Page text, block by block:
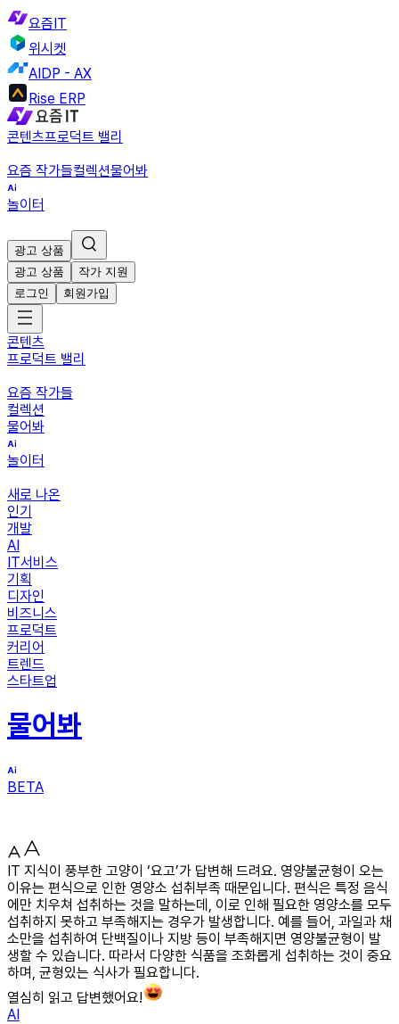
요즘IT
위시켓
AIDP - AX
Rise ERP
콘텐츠프로덕트 밸리
요즘 작가들컬렉션물어봐
놀이터
광고 상품
광고 상품
작가 지원
로그인
회원가입
콘텐츠
프로덕트 밸리
요즘 작가들
컬렉션
물어봐
놀이터
새로 나온
인기
개발
AI
IT서비스
기획
디자인
비즈니스
프로덕트
커리어
트렌드
스타트업
물어봐
BETA
IT 지식이 풍부한 고양이 ‘요고’가 답변해 드려요. 영양불균형이 오는
이유는 편식으로 인한 영양소 섭취부족 때문입니다. 편식은 특정 음식
에만 치우쳐 섭취하는 것을 말하는데, 이로 인해 필요한 영양소를 모두
섭취하지 못하고 부족해지는 경우가 발생합니다. 예를 들어, 과일과 채
소만을 섭취하여 단백질이나 지방 등이 부족해지면 영양불균형이 발
생할 수 있습니다. 따라서 다양한 식품을 조화롭게 섭취하는 것이 중요
하며, 균형있는 식사가 필요합니다.
열심히 읽고 답변했어요!
AI